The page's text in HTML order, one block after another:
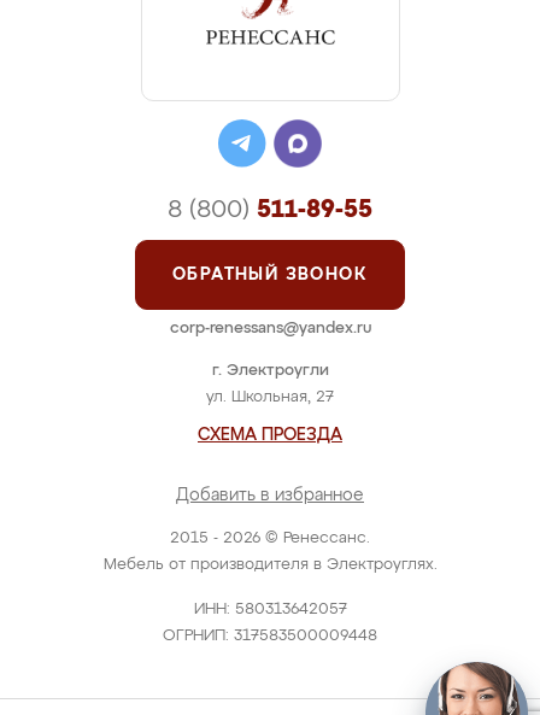
2015 - 2026 © Ренессанс.
Мебель от производителя в Электроуглях.
ИНН: 580313642057
ОГРНИП: 317583500009448
г. Электроугли
ул. Школьная, 27
СХЕМА ПРОЕЗДА
Добавить в избранное
8 (800) 511-89-55
ОБРАТНЫЙ ЗВОНОК
corp-renessans@yandex.ru